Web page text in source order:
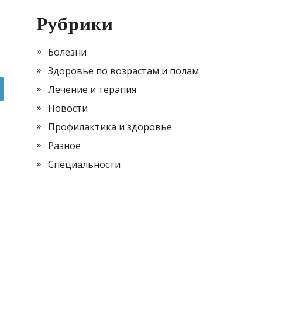
Рубрики
Болезни
Здоровье по возрастам и полам
Лечение и терапия
Новости
Профилактика и здоровье
Разное
Специальности